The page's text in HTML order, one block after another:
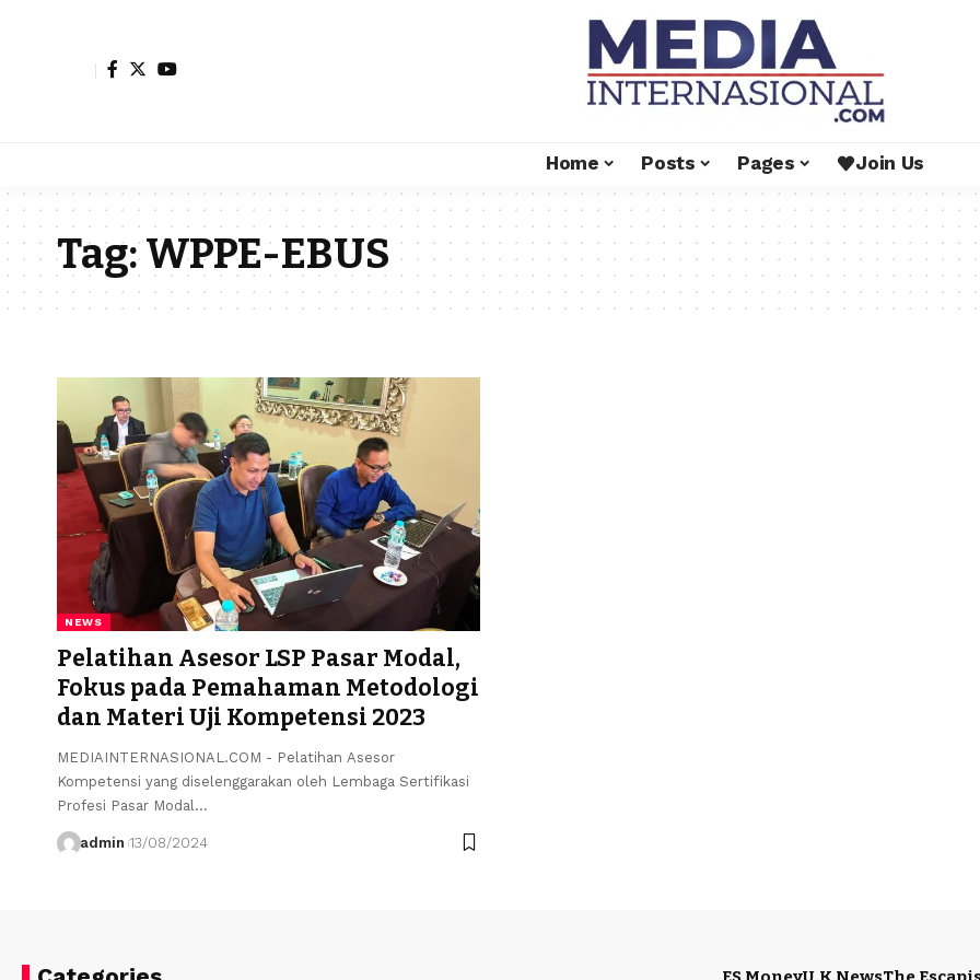
Home Posts Pages Join Us
Tag:WPPE-EBUS
NEWS
Pelatihan Asesor LSP Pasar Modal,
Fokus pada Pemahaman Metodologi
dan Materi Uji Kompetensi 2023
MEDIAINTERNASIONAL.COM - Pelatihan Asesor
Kompetensi yang diselenggarakan oleh Lembaga Sertifikasi
Profesi Pasar Modal…
admin 13/08/2024